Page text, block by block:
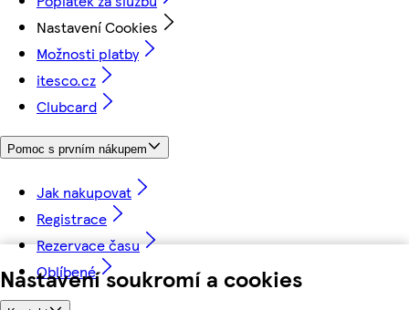
Nastavení soukromí a cookies
Nastavení Cookies
Možnosti platby
itesco.cz
Clubcard
Pomoc s prvním nákupem
Jak nakupovat
Registrace
Rezervace času
Oblíbené